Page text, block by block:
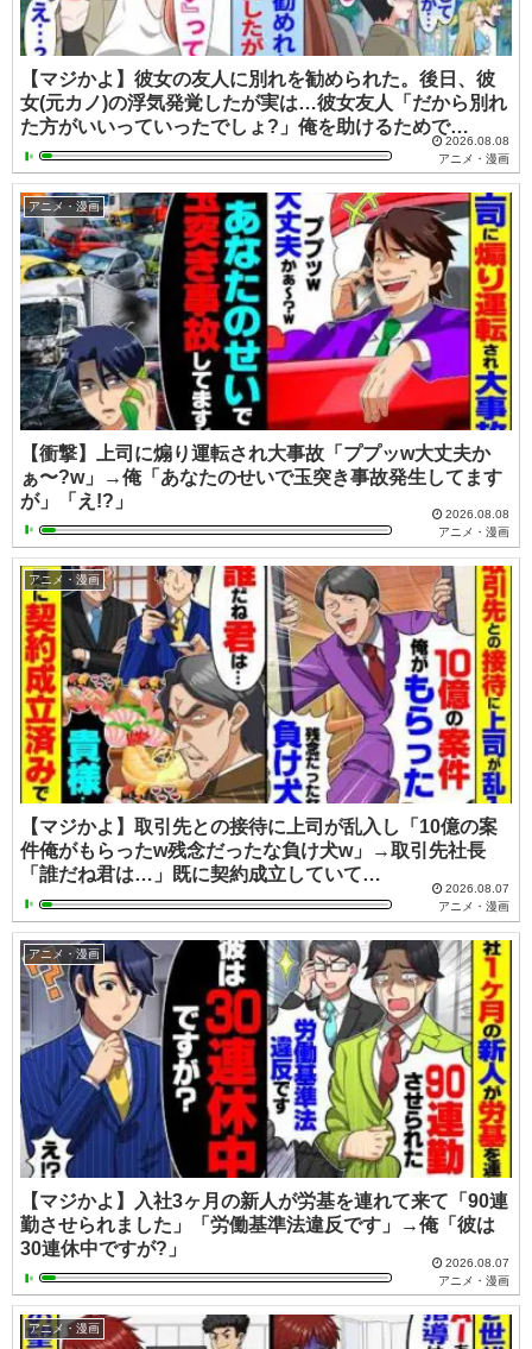
【マジかよ】彼女の友人に別れを勧められた。後日、彼
女(元カノ)の浮気発覚したが実は…彼女友人「だから別れ
た方がいいっていったでしょ?」俺を助けるためで…
2026.08.08
アニメ・漫画
アニメ・漫画
【衝撃】上司に煽り運転され大事故「ププッw大丈夫か
ぁ〜?w」→俺「あなたのせいで玉突き事故発生してます
が」「え!?」
2026.08.08
アニメ・漫画
アニメ・漫画
【マジかよ】取引先との接待に上司が乱入し「10億の案
件俺がもらったw残念だったな負け犬w」→取引先社長
「誰だね君は…」既に契約成立していて…
2026.08.07
アニメ・漫画
アニメ・漫画
【マジかよ】入社3ヶ月の新人が労基を連れて来て「90連
勤させられました」「労働基準法違反です」→俺「彼は
30連休中ですが?」
2026.08.07
アニメ・漫画
アニメ・漫画